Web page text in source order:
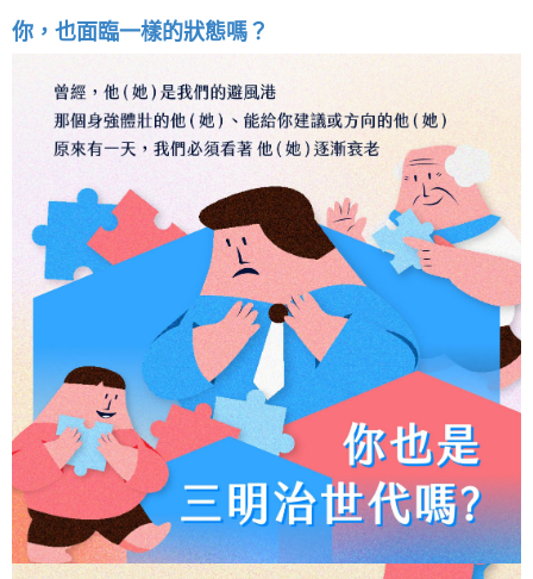
你，也面臨一樣的狀態嗎？